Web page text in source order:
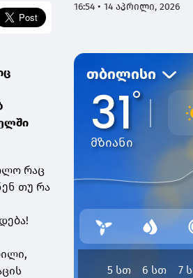
რაც
თუ რა
16:54 • 14 აპრილი, 2026